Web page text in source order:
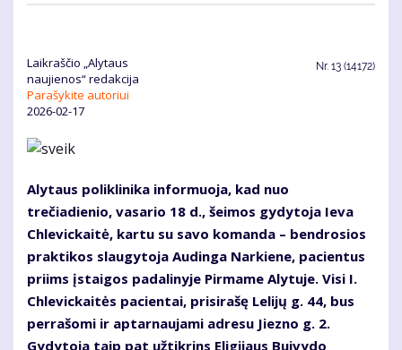
Laikraščio „Alytaus
naujienos“ redakcija
Parašykite autoriui
2026-02-17
Nr. 13 (14172)
Alytaus poliklinika informuoja, kad nuo
trečiadienio, vasario 18 d., šeimos gydytoja Ieva
Chlevickaitė, kartu su savo komanda – bendrosios
praktikos slaugytoja Audinga Narkiene, pacientus
priims įstaigos padalinyje Pirmame Alytuje. Visi I.
Chlevickaitės pacientai, prisirašę Lelijų g. 44, bus
perrašomi ir aptarnaujami adresu Jiezno g. 2.
Gydytoja taip pat užtikrins Eligijaus Buivydo